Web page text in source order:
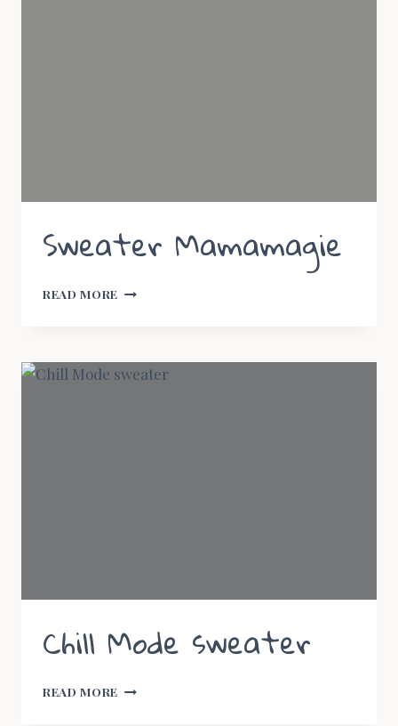
Sweater Mamamagie
READ MORE SWEATER
Chill Mode sweater
READ MORE CHILL